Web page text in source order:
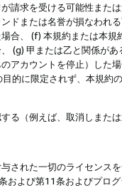
請求を受ける可能性また
ドまたは名誉が損なわれ
合、 (f) 本規約または本
(g) 甲または乙と関係が
アカウントを停止）した
的に限定されず、本規
る（例えば、取消しまた
された一切のライセンス
よび第11条およびプロ